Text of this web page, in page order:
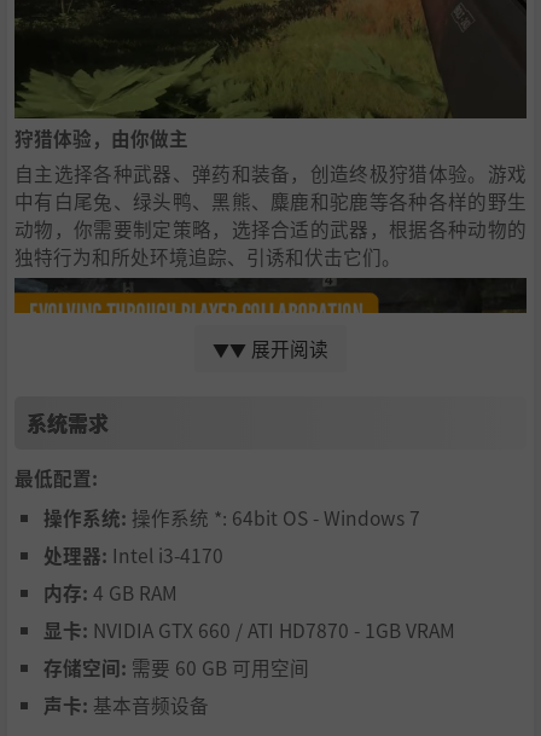
狩猎体验，由你做主
自主选择各种武器、弹药和装备，创造终极狩猎体验。游戏
中有白尾兔、绿头鸭、黑熊、麋鹿和驼鹿等各种各样的野生
动物，你需要制定策略，选择合适的武器，根据各种动物的
独特行为和所处环境追踪、引诱和伏击它们。
通过玩家合作不断升级
theHunter: Call of the Wild与社区紧密合作，提供丰富的付
费和免费内容，包括保护区、狩猎装备、武器包和战利品小
屋。随着新内容的定期更新，玩家可收获不断升级的游戏体
验。
▼▼ 展开阅读
系统需求
最低配置:
操作系统: 操作系统 *: 64bit OS - Windows 7
处理器: Intel i3-4170
内存: 4 GB RAM
显卡: NVIDIA GTX 660 / ATI HD7870 - 1GB VRAM
存储空间: 需要 60 GB 可用空间
声卡: 基本音频设备